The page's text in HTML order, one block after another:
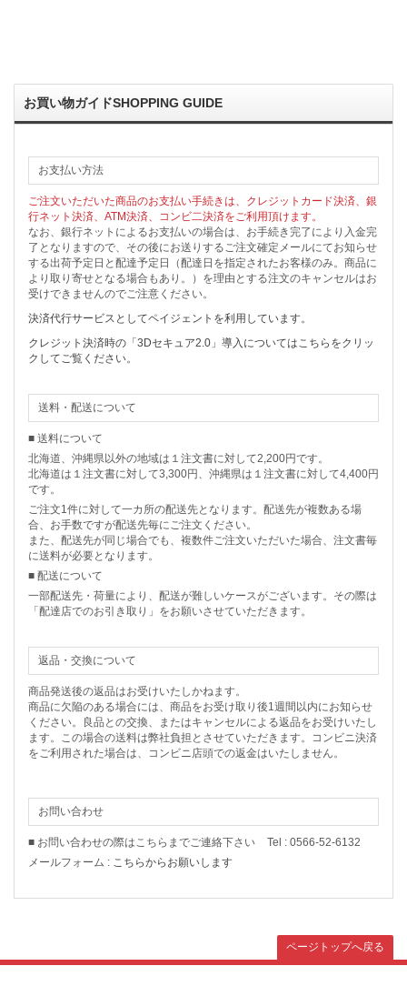
お買い物ガイドSHOPPING GUIDE
お支払い方法
ご注文いただいた商品のお支払い手続きは、クレジットカード決済、銀
行ネット決済、ATM決済、コンビ二決済をご利用頂けます。
なお、銀行ネットによるお支払いの場合は、お手続き完了により入金完
了となりますので、その後にお送りするご注文確定メールにてお知らせ
する出荷予定日と配達予定日（配達日を指定されたお客様のみ。商品に
より取り寄せとなる場合もあり。）を理由とする注文のキャンセルはお
受けできませんのでご注意ください。
決済代行サービスとしてペイジェントを利用しています。
クレジット決済時の「3Dセキュア2.0」導入についてはこちらをクリッ
クしてご覧ください。
送料・配送について
■ 送料について
北海道、沖縄県以外の地域は１注文書に対して2,200円です。
北海道は１注文書に対して3,300円、沖縄県は１注文書に対して4,400円
です。
ご注文1件に対して一カ所の配送先となります。配送先が複数ある場
合、お手数ですが配送先毎にご注文ください。
また、配送先が同じ場合でも、複数件ご注文いただいた場合、注文書毎
に送料が必要となります。
■ 配送について
一部配送先・荷量により、配送が難しいケースがございます。その際は
「配達店でのお引き取り」をお願いさせていただきます。
返品・交換について
商品発送後の返品はお受けいたしかねます。
商品に欠陥のある場合には、商品をお受け取り後1週間以内にお知らせ
ください。良品との交換、またはキャンセルによる返品をお受けいたし
ます。この場合の送料は弊社負担とさせていただきます。コンビニ決済
をご利用された場合は、コンビニ店頭での返金はいたしません。
お問い合わせ
■ お問い合わせの際はこちらまでご連絡下さい
Tel : 0566-52-6132
メールフォーム : こちらからお願いします
ページトップへ戻る